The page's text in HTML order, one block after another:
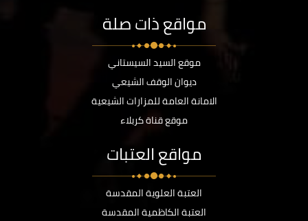
مواقع ذات صلة
موقع السيد السيستاني
ديوان الوقف الشيعي
الامانة العامة للمزارات الشيعية
موقع قناة كربلاء
مواقع العتبات
العتبة العلوية المقدسة
العتبة الكاظمية المقدسة